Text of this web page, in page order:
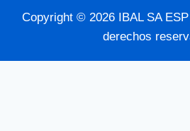
Copyright © 2026 IBAL SA
derechos